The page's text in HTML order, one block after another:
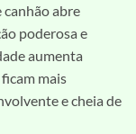
canhão abre
poderosa e
aumenta
mais
e cheia de